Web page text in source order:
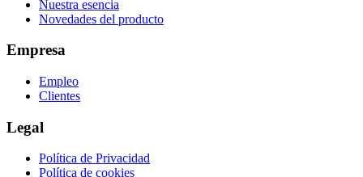
Nuestra esencia
Novedades del producto
Empresa
Empleo
Clientes
Legal
Política de Privacidad
Política de cookies